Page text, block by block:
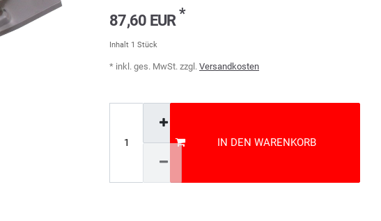
87,60 EUR *
Inhalt 1 Stück
* inkl. ges. MwSt. zzgl. Versandkosten
IN DEN WARENKORB